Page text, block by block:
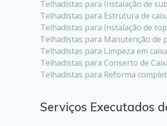
Telhadistas para Instalação de
Telhadistas para Estrutura de
Telhadistas para Instalação de
Telhadistas para Manutenção de
Telhadistas para Limpeza em
Telhadistas para Conserto de
Telhadistas para Reforma
Serviços Executados